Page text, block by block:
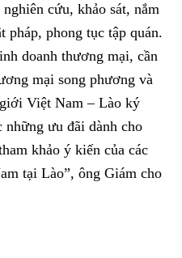
cứu, khảo sát, nắm
pháp, phong tục tập quán.
doanh thương mại, cần
mại song phương và
Việt Nam – Lào ký
những ưu đãi dành cho
khảo ý kiến của các
tại Lào”, ông Giám cho